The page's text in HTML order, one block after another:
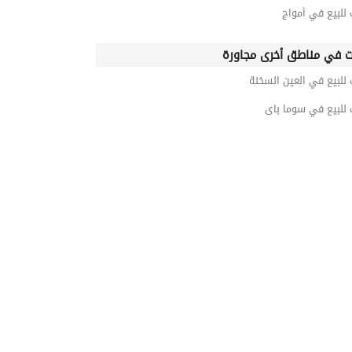
للبيع في أمواج
في مناطق أخرى مجاورة
للبيع في العين السخنة
للبيع في سوما باى